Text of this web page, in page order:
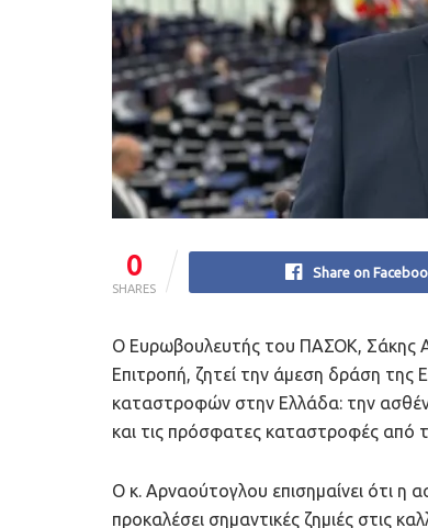
0
SHARES
Share on
Ο Ευρωβουλευτής του ΠΑΣΟΚ, Σάκης
Επιτροπή, ζητεί την άμεση δράση
καταστροφών στην Ελλάδα: την
και τις πρόσφατες καταστροφές από
Ο κ. Αρναούτογλου επισημαίνει ότι η
προκαλέσει σημαντικές ζημιές στις